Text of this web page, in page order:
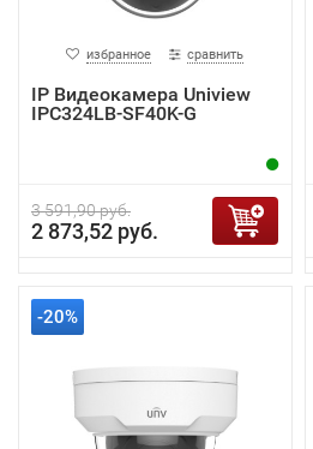
избранное сравнить
IP Видеокамера Uniview
IPC324LB-SF40K-G
3 591,90 руб.
2 873,52 руб.
-20%